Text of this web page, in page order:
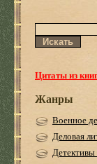
Цитаты из
Жанры
Военное
Деловая